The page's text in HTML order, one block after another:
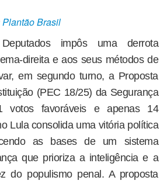
Plantão Brasil
impôs uma derrota
direita e aos seus métodos de
em segundo turno, a Proposta
(PEC 18/25) da Segurança
votos favoráveis e apenas 14
Lula consolida uma vitória política
as bases de um sistema
que prioriza a inteligência e a
do populismo penal. A proposta